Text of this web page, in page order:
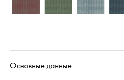
Основные данные